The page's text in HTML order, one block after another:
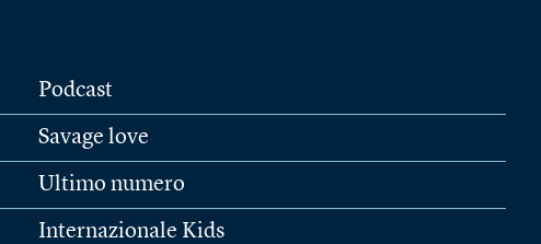
Podcast
Savage love
Ultimo numero
Internazionale Kids